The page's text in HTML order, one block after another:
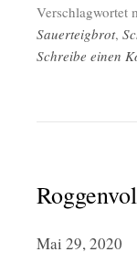
Verschlagwortet
Sauerteigbrot,
Schreibe einen
Mai 29, 2020